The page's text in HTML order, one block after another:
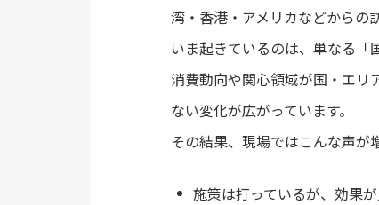
湾・香港・アメリカなどからの
いま起きているのは、単なる「
消費動向や関心領域が国・エリ
ない変化が広がっています。
その結果、現場ではこんな声が
施策は打っているが、効果